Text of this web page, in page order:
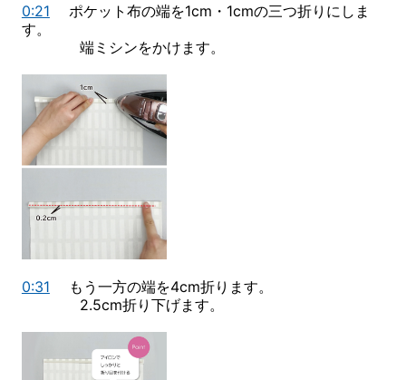
0:21 ポケット布の端を1cm・1cmの三つ折りにしま
す。
端ミシンをかけます。
0:31 もう一方の端を4cm折ります。
2.5cm折り下げます。